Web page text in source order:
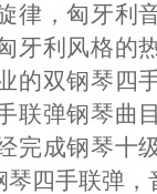
律，匈牙利
牙利风格的
的双钢琴四
联弹钢琴曲
完成钢琴十
琴四手联弹，